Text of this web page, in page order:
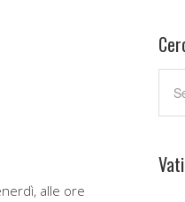
alle ore